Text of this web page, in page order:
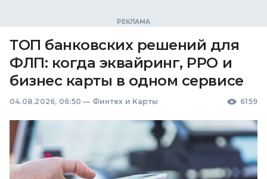
ТОП банковских решений для
ФЛП: когда эквайринг, РРО и
бизнес карты в одном сервисе
04.08.2026, 06:50 — Финтех и Карты 6159